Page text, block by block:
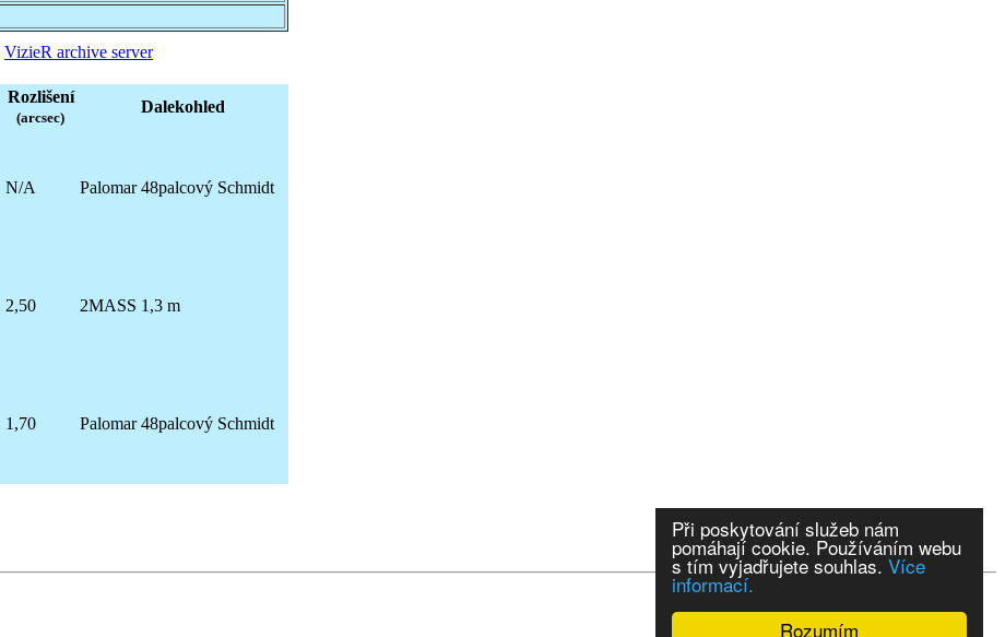
Rozumím
Při poskytování služeb nám
pomáhají cookie. Používáním webu
s tím vyjadřujete souhlas. Více
informací.
VizieR archive server
Rozlišení
(arcsec)
Dalekohled
N/A Palomar 48palcový Schmidt
2,50 2MASS 1,3 m
1,70 Palomar 48palcový Schmidt